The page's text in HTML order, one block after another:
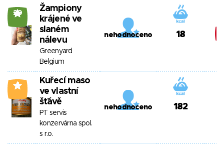
20
Žampiony
krájené ve
slaném
nálevu
Greenyard
Belgium
nehodnoceno 18
4
Kuřecí maso
ve vlastní
šťávě
PT servis
konzervárna spol.
s r.o.
nehodnoceno 182